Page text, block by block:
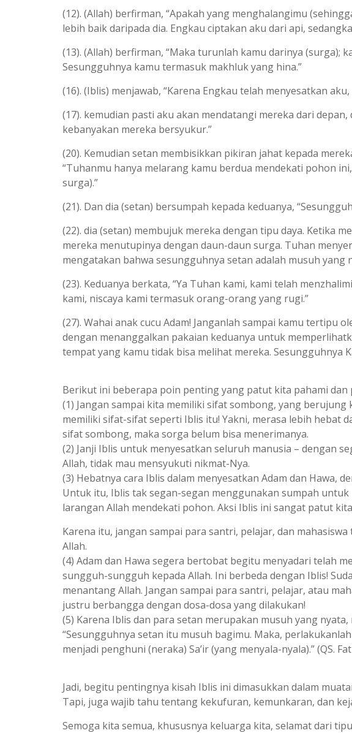
(12). (Allah) berfirman, “Apakah yang menghalangimu
lebih baik daripada dia. Engkau ciptakan aku dari api,
(13). (Allah) berfirman, “Maka turunlah kamu darinya (surga);
Sesungguhnya kamu termasuk makhluk yang hina.”
(16). (Iblis) menjawab, “Karena Engkau telah menyesatkan
(17). kemudian pasti aku akan mendatangi mereka dari
kebanyakan mereka bersyukur.”
(20). Kemudian setan membisikkan pikiran jahat kepada
“Tuhanmu hanya melarang kamu berdua mendekati pohon
surga).”
(21). Dan dia (setan) bersumpah kepada keduanya,
(22). dia (setan) membujuk mereka dengan tipu daya. Ketika
mereka menutupinya dengan daun-daun surga. Tuhan
mengatakan bahwa sesungguhnya setan adalah musuh yang
(23). Keduanya berkata, “Ya Tuhan kami, kami telah
kami, niscaya kami termasuk orang-orang yang rugi.”
(27). Wahai anak cucu Adam! Janganlah sampai kamu tertipu
dengan menanggalkan pakaian keduanya untuk
tempat yang kamu tidak bisa melihat mereka.
Berikut ini beberapa poin penting yang patut kita pahami
(1) Jangan sampai kita memiliki sifat sombong, yang
memiliki sifat-sifat seperti Iblis itu! Yakni, merasa lebih hebat
sifat sombong, maka sorga belum bisa menerimanya.
(2) Janji Iblis untuk menyesatkan seluruh manusia – dengan
Allah, tidak mau mensyukuti nikmat-Nya.
(3) Hebatnya cara Iblis dalam menyesatkan Adam dan Hawa,
Untuk itu, Iblis tak segan-segan menggunakan sumpah
larangan Allah mendekati pohon. Aksi Iblis ini sangat patut
Karena itu, jangan sampai para santri, pelajar, dan
Allah.
(4) Adam dan Hawa segera bertobat begitu menyadari telah
sungguh-sungguh kepada Allah. Ini berbeda dengan Iblis!
menantang Allah. Jangan sampai para santri, pelajar, atau
justru berbangga dengan dosa-dosa yang dilakukan!
(5) Karena Iblis dan para setan merupakan musuh yang
“Sesungguhnya setan itu musuh bagimu. Maka,
menjadi penghuni (neraka) Sa’ir (yang menyala-nyala).” (QS.
Jadi, begitu pentingnya kisah Iblis ini dimasukkan dalam
Tapi, juga wajib tahu tentang kekufuran, kemunkaran, dan
Semoga kita semua, khususnya keluarga kita, selamat dari